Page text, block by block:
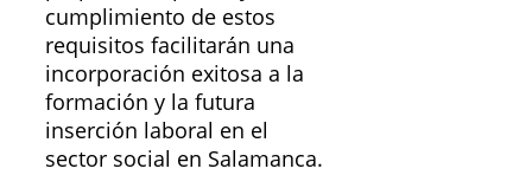
cumplimiento de estos
requisitos facilitarán una
incorporación exitosa a la
formación y la futura
inserción laboral en el
sector social en Salamanca.